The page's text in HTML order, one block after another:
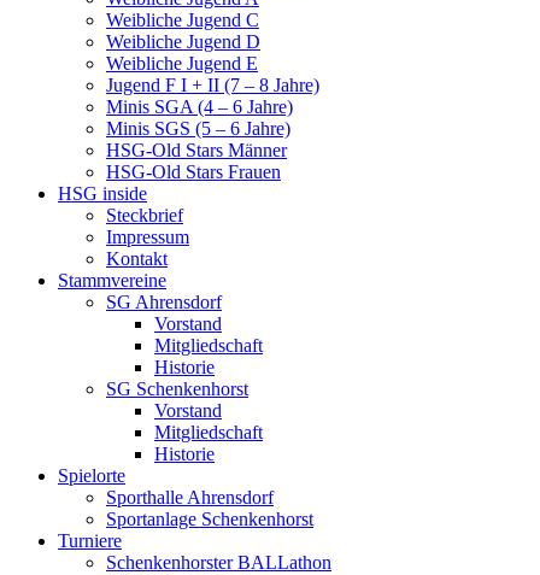
Weibliche Jugend C
Weibliche Jugend D
Weibliche Jugend E
Jugend F I + II (7 – 8 Jahre)
Minis SGA (4 – 6 Jahre)
Minis SGS (5 – 6 Jahre)
HSG-Old Stars Männer
HSG-Old Stars Frauen
HSG inside
Steckbrief
Impressum
Kontakt
Stammvereine
SG Ahrensdorf
Vorstand
Mitgliedschaft
Historie
SG Schenkenhorst
Vorstand
Mitgliedschaft
Historie
Spielorte
Sporthalle Ahrensdorf
Sportanlage Schenkenhorst
Turniere
Schenkenhorster BALLathon